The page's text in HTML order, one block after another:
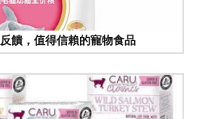
饋，值得信賴的寵物食品